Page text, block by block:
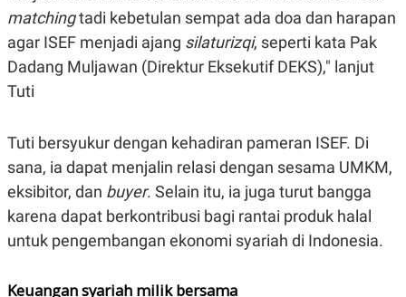
I
N
K
G
M
E
A
I
D
SITEMAP PROFILE
TERM
USE
matchingtadi kebetulan sempat ada doa dan harapan
agar ISEF menjadi ajang silaturizqi, seperti kata Pak
Dadang Muljawan (Direktur Eksekutif DEKS)," lanjut
Tuti
Tuti bersyukur dengan kehadiran pameran ISEF. Di
sana, ia dapat menjalin relasi dengan sesama UMKM,
eksibitor, dan buyer. Selain itu, ia juga turut bangga
karena dapat berkontribusi bagi rantai produk halal
untuk pengembangan ekonomi syariah di Indonesia.
Keuangan syariah milik bersama